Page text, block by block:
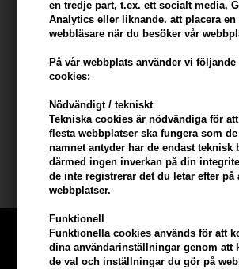
en tredje part, t.ex. ett socialt media,
Analytics eller liknande. att placera
webbläsare när du besöker vår
På vår webbplats använder vi följande
cookies:
Nödvändigt / tekniskt
Tekniska cookies är nödvändiga för
flesta webbplatser ska fungera som
namnet antyder har de endast teknisk
därmed ingen inverkan på din
de inte registrerar det du letar efter på
webbplatser.
Funktionell
Funktionella cookies används för att
dina användarinställningar genom att
de val och inställningar du gör på
Egenskaper
ditt våta hår för att hjälpa till att reda ut håret.
Borsten är skonsam mot din hårbotten och
hårbotten. En svart dyna fördelar trycket
sig smidigt genom håret.
Fan Palm borste